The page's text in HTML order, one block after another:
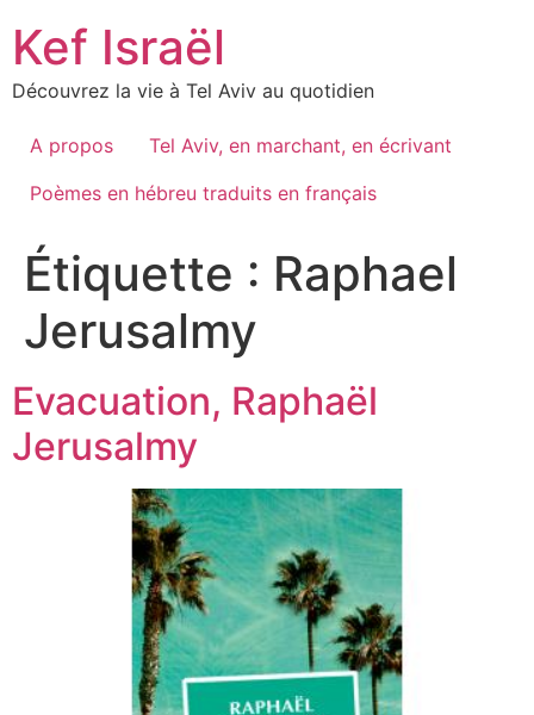
content
Kef Israël
Découvrez la vie à Tel Aviv au quotidien
A propos
Tel Aviv, en marchant, en écrivant
Poèmes en hébreu traduits en français
Étiquette : Raphael
Jerusalmy
Evacuation, Raphaël
Jerusalmy